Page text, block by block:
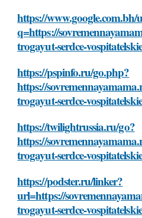
https://www.google.com.bh/
q=https://
trogayut-serdce-
https://pspinfo.ru/go.php?
https://
trogayut-serdce-
https://twilightrussia.ru/go?
https://
trogayut-serdce-
https://podster.ru/linker?
url=https://
trogayut-serdce-